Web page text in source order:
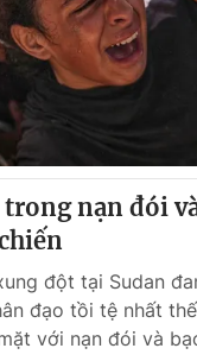
nạn đói
đột tại Sudan
đạo tồi tệ nhất
với nạn đói và